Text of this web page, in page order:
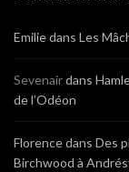
Emiliedans Les
Sevenairdans
de l’Odéon
Florencedans Des
Birchwood à